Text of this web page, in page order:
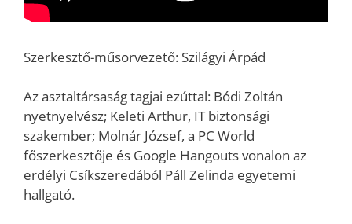
Szerkesztő-műsorvezető: Szilágyi Árpád
Az asztaltársaság tagjai ezúttal: Bódi Zoltán
nyetnyelvész; Keleti Arthur, IT biztonsági
szakember; Molnár József, a PC World
főszerkesztője és Google Hangouts vonalon az
erdélyi Csíkszeredából Páll Zelinda egyetemi
hallgató.